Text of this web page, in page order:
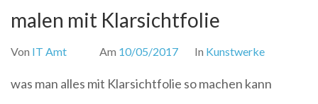
malen mit Klarsichtfolie
Von IT Amt Am 10/05/2017 In Kunstwerke
was man alles mit Klarsichtfolie so machen kann